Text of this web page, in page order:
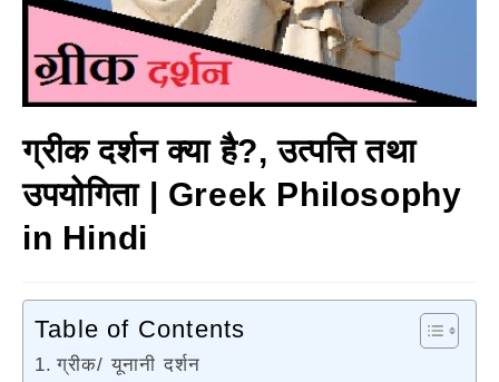
ग्रीक दर्शन क्या है?, उत्पत्ति तथा
उपयोगिता | Greek Philosophy
in Hindi
Table of Contents
ग्रीक/ यूनानी दर्शन